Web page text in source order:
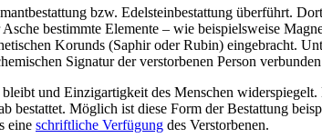
bzw. Edelsteinbestattung überführt.
bestimmte Elemente – wie beispielsweise
Korunds (Saphir oder Rubin) eingebracht.
Signatur der verstorbenen Person
und Einzigartigkeit des Menschen
Möglich ist diese Form der Bestattung
eine schriftliche Verfügung des Verstorbenen.